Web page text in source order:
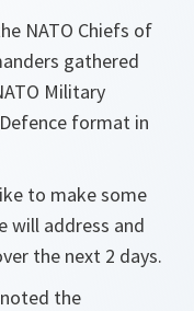
NATO Chiefs of
gathered
Military
format in
to make some
will address and
the next 2 days.
the